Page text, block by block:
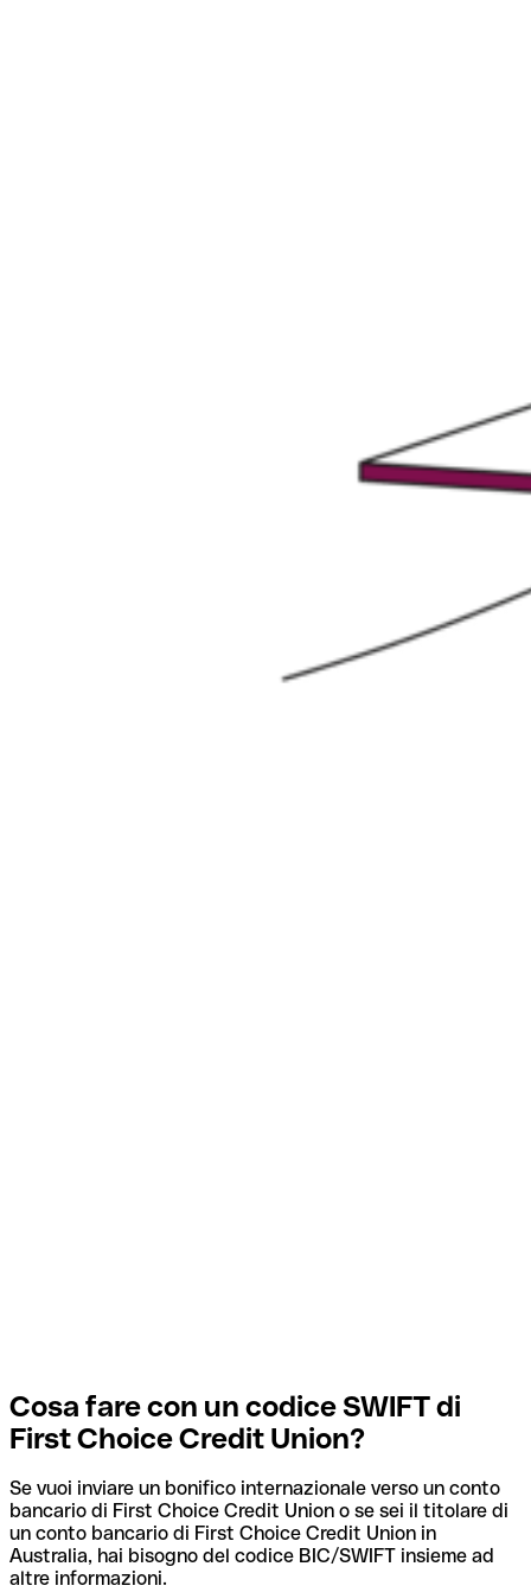
Cosa fare con un codice SWIFT di
First Choice Credit Union?
Se vuoi inviare un bonifico internazionale verso un conto
bancario di First Choice Credit Union o se sei il titolare di
un conto bancario di First Choice Credit Union in
Australia, hai bisogno del codice BIC/SWIFT insieme ad
altre informazioni.